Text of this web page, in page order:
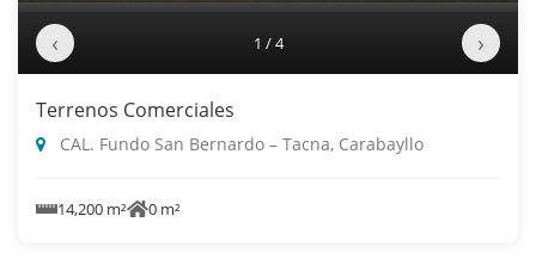
‹ 1 / 4 ›
Terrenos Comerciales
CAL. Fundo San Bernardo – Tacna, Carabayllo
14,200 m² 0 m²